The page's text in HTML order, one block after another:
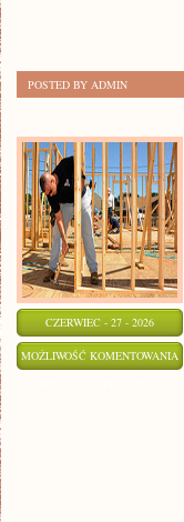
POSTED BY ADMIN
CZERWIEC - 27 - 2026
MOŻLIWOŚĆ KOMENTOWANIA